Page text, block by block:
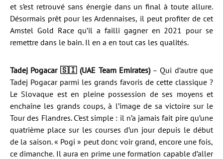
et s’est retrouvé sans énergie dans un final à toute allure.
Désormais prêt pour les Ardennaises, il peut profiter de cet
Amstel Gold Race qu’il a failli gagner en 2021 pour se
remettre dans le bain. Il en a en tout cas les qualités.
Tadej Pogacar 🇸🇮 (UAE Team Emirates)– Qui d’autre que
Tadej Pogacar parmi les grands favoris de cette classique ?
Le Slovaque est en pleine possession de ses moyens et
enchaîne les grands coups, à l’image de sa victoire sur le
Tour des Flandres. C’est simple : il n’a jamais fait pire qu’une
quatrième place sur les courses d’un jour depuis le début
de la saison. « Pogi » peut donc voir grand, encore une fois,
ce dimanche. Il aura en prime une formation capable d’aller